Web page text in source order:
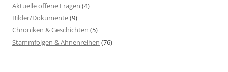
Aktuelle offene Fragen (4)
Bilder/Dokumente(9)
Chroniken & Geschichten (5)
Stammfolgen & Ahnenreihen (76)